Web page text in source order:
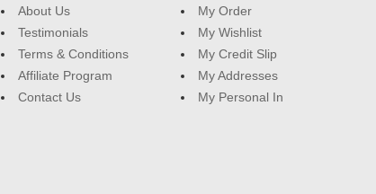
About Us
Testimonials
Terms & Conditions
Affiliate Program
Contact Us
My Order
My Wishlist
My Credit Slip
My Addresses
My Personal In